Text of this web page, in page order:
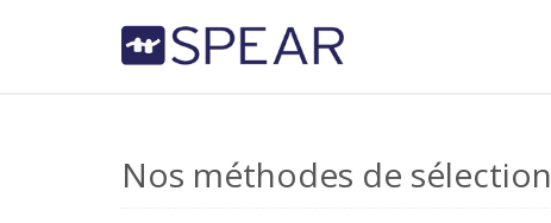
Nos méthodes de sélection